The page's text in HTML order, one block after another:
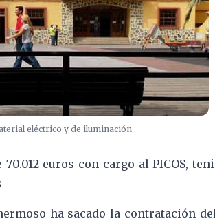
eléctrico y de iluminación
euros con cargo al PICOS,
ha sacado la contratación